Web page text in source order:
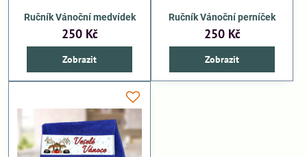
Ručník Vánoční medvídek
250 Kč
Zobrazit
Ručník Vánoční perníček
250 Kč
Zobrazit